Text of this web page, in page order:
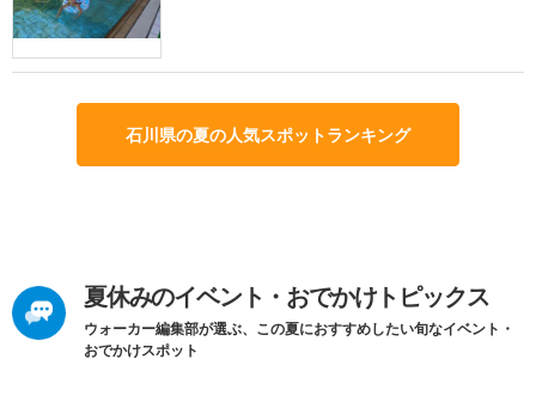
石川県の夏の人気スポットランキング
夏休みのイベント・おでかけトピックス
ウォーカー編集部が選ぶ、この夏におすすめしたい旬なイベント・
おでかけスポット